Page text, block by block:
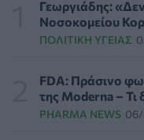
ΨΥΧΙΚΉ ΥΓΕΊΑ 07/08/
ενίσχυση της
ΕΠΙΚΑΙΡΌΤΗΤΑ 07/08/
Γεωργιάδης:
Νοσοκομείου
ΠΟΛΙΤΙΚΉ ΥΓΕΊΑΣ
FDA: Πράσινο
της Moderna – Τι
PHARMA NEWS